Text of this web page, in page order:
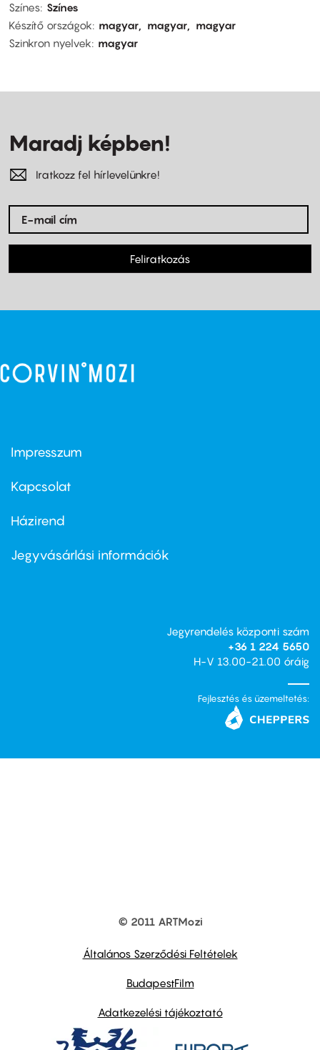
Színes Színes
Készítő országok
magyar magyar
magyar
Szinkron nyelvek
magyar
Maradj képben!
Iratkozz fel hírlevelünkre!
Feliratkozás
Footer
first
Impresszum
Kapcsolat
Footer
second
Házirend
Jegyvásárlási információk
Jegyrendelés központi szám
+36 1 224 5650
H-V 13.00-21.00 óráig
Fejlesztés és üzemeltetés:
© 2011 ARTMozi
Általános Szerződési Feltételek
BudapestFilm
Adatkezelési tájékoztató